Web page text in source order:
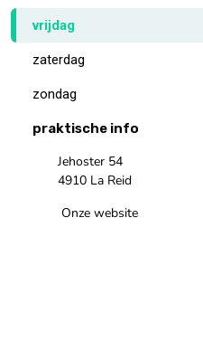
vrijdag
zaterdag
zondag
praktische info
Jehoster 54
4910 La Reid
Onze website